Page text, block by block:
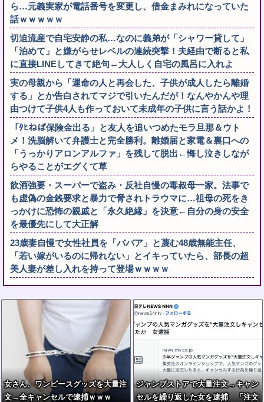
ら…元義実家が電話番号を変更し、借金まみれになっていた
話ｗｗｗｗｗ
切迫流産で自宅安静の私…なのに義弟が「シャワー貸して」
「泊めて」と嫌がらせレベルの連続突撃！夫経由で断ると私
に直接LINEしてきて絶句←大人しく自宅の風呂に入れよ
実の母親から「運命の人と再会した、子供が成人したら離婚
する」とか告白されてマジで引いたんだが！なんやかんや理
由つけて子供4人も作っておいて未成年の子供に言う話かよ！
「ﾀﾋねば保険金出る」と友人を追いつめたモラ旦那＆ウト
メ！洗脳解いて弁護士と完全勝利。離婚届と家電＆裏口への
「うっかりアロンアルファ」を残して脱出←悔し泣きしなが
らやることがエグくて草
飲酒強要・スーパーで盗み・反社自慢の毒叔母一家。法事で
も虚偽の金銭要求と暴力で脅されトラウマに…祖母の死をき
っかけに恐怖の親戚と「永久絶縁」を決意←自分の身の安全
を最優先にして大正解
23歳妻自慢で女性社員を「ババア」と蔑む48歳無能主任、
「若い嫁がいるのに帰れない」とイキっていたら、部長の超
美人妻が差し入れを持って登場ｗｗｗｗ
女さん、ワンピースグッズを大量注
文→全キャンセルで逮捕ｗｗｗ
ジャンプストアで大量注文→キャン
セルを繰り返した女を逮捕 「注文